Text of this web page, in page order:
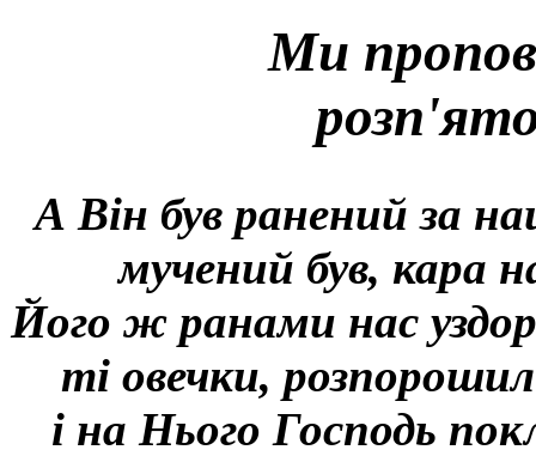
Ми
А Він був ранений за
мучений був, кара
Його ж ранами нас
ті овечки,
і на Нього Господь